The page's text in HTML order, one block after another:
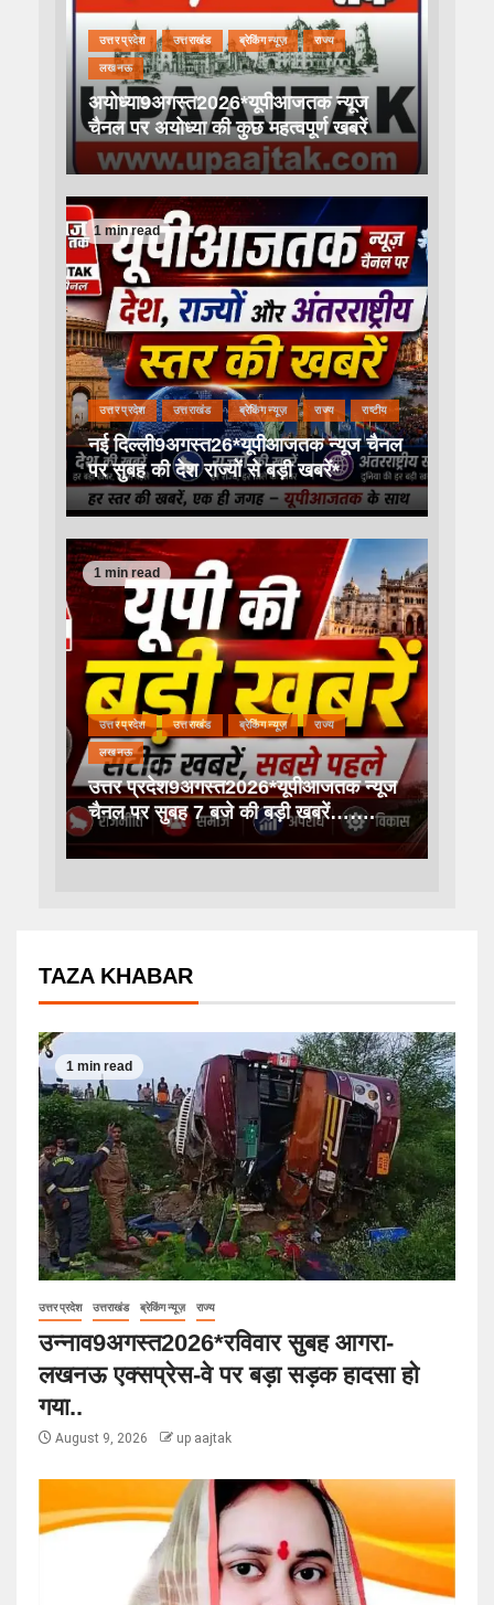
उत्तर प्रदेश उत्तराखंड ब्रेकिंग न्यूज़ राज्य
लखनऊ
अयोध्या9अगस्त2026*यूपीआजतक न्यूज
चैनल पर अयोध्या की कुछ महत्वपूर्ण खबरें
1 min read
उत्तर प्रदेश उत्तराखंड ब्रेकिंग न्यूज़ राज्य राष्टीय
नई दिल्ली9अगस्त26*यूपीआजतक न्यूज चैनल
पर सुबह की देश राज्यों से बड़ी खबरें*
1 min read
उत्तर प्रदेश उत्तराखंड ब्रेकिंग न्यूज़ राज्य
लखनऊ
उत्तर प्रदेश9अगस्त2026*यूपीआजतक न्यूज
चैनल पर सुबह 7 बजे की बड़ी खबरें…….
TAZA KHABAR
1 min read
उत्तर प्रदेश उत्तराखंड ब्रेकिंग न्यूज़ राज्य
उन्नाव9अगस्त2026*रविवार सुबह आगरा-
लखनऊ एक्सप्रेस-वे पर बड़ा सड़क हादसा हो
गया..
August 9, 2026 up aajtak